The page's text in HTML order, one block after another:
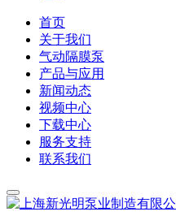
首页
关于我们
气动隔膜泵
产品与应用
新闻动态
视频中心
下载中心
服务支持
联系我们